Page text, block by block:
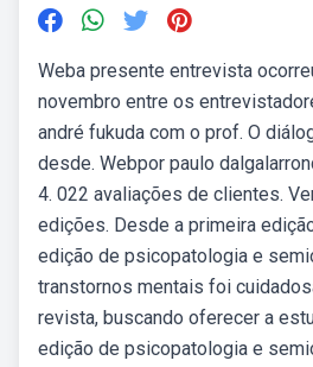
Weba presente entrevista
novembro entre os
andré fukuda com o prof. O
desde. Webpor paulo
4. 022 avaliações de clientes.
edições. Desde a primeira
edição de psicopatologia e
transtornos mentais foi
revista, buscando oferecer a
edição de psicopatologia e